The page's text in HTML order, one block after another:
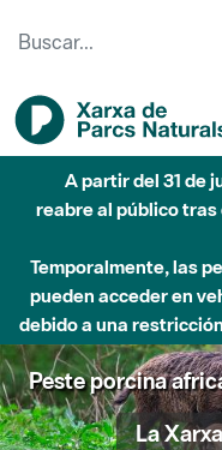
A partir del 31 de
reabre al público
Temporalmente, las
pueden acceder en
debido a una
Peste porcina
La